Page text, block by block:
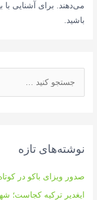
می‌دهند. برای آشنایی با
باشید.
ی
نوشته‌های تازه
صدور ویزای باکو در
ایغدیر ترکیه کجاست؛